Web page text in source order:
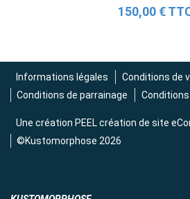
2 690,00 €
150,00 €
Informations légales
Conditions de
Conditions de parrainage
Une création PEEL création de site
©Kustomorphose 2026